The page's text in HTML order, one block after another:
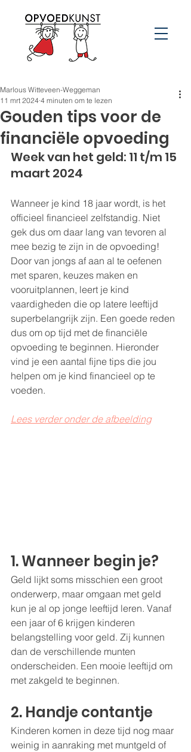
Gouden tips voor de
financiële opvoeding
Marlous Witteveen-Weggeman
11 mrt 2024 4 minuten om te lezen
Week van het geld: 11 t/m 15
maart 2024
Wanneer je kind 18 jaar wordt, is het
officieel financieel zelfstandig. Niet
gek dus om daar lang van tevoren al
mee bezig te zijn in de opvoeding!
Door van jongs af aan al te oefenen
met sparen, keuzes maken en
vooruitplannen, leert je kind
vaardigheden die op latere leeftijd
superbelangrijk zijn. Een goede reden
dus om op tijd met de financiële
opvoeding te beginnen. Hieronder
vind je een aantal fijne tips die jou
helpen om je kind financieel op te
voeden.
Lees verder onder de afbeelding
1. Wanneer begin je?
Geld lijkt soms misschien een groot
onderwerp, maar omgaan met geld
kun je al op jonge leeftijd leren. Vanaf
een jaar of 6 krijgen kinderen
belangstelling voor geld. Zij kunnen
dan de verschillende munten
onderscheiden. Een mooie leeftijd om
met zakgeld te beginnen.
2. Handje contantje
Kinderen komen in deze tijd nog maar
weinig in aanraking met muntgeld of